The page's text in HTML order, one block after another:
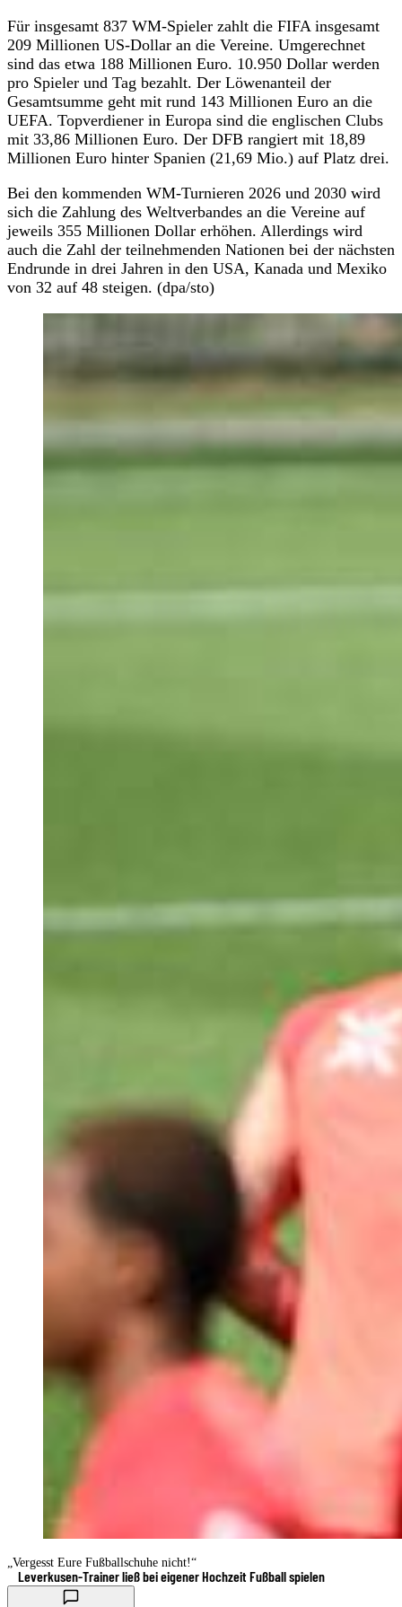
Für insgesamt 837 WM-Spieler zahlt die FIFA insgesamt
209 Millionen US-Dollar an die Vereine. Umgerechnet
sind das etwa 188 Millionen Euro. 10.950 Dollar werden
pro Spieler und Tag bezahlt. Der Löwenanteil der
Gesamtsumme geht mit rund 143 Millionen Euro an die
UEFA. Topverdiener in Europa sind die englischen Clubs
mit 33,86 Millionen Euro. Der DFB rangiert mit 18,89
Millionen Euro hinter Spanien (21,69 Mio.) auf Platz drei.
Bei den kommenden WM-Turnieren 2026 und 2030 wird
sich die Zahlung des Weltverbandes an die Vereine auf
jeweils 355 Millionen Dollar erhöhen. Allerdings wird
auch die Zahl der teilnehmenden Nationen bei der nächsten
Endrunde in drei Jahren in den USA, Kanada und Mexiko
von 32 auf 48 steigen. (dpa/sto)
„Vergesst Eure Fußballschuhe nicht!“
Leverkusen-Trainer ließ bei eigener Hochzeit Fußball spielen